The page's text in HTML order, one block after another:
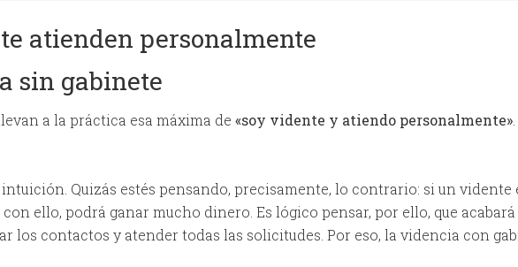
atienden personalmente
sin gabinete
a la práctica esa máxima de «soy vidente y atiendo personalmente»
Quizás estés pensando, precisamente, lo contrario: si un vidente
ello, podrá ganar mucho dinero. Es lógico pensar, por ello, que
los contactos y atender todas las solicitudes. Por eso, la videncia con